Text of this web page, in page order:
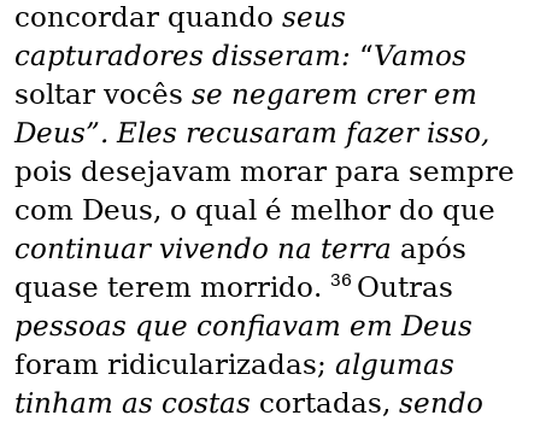
concordar quando seus
capturadores disseram: “Vamos
soltar vocês se negarem crer em
Deus”. Eles recusaram fazer isso,
pois desejavam morar para sempre
com Deus, o qual é melhor do que
continuar vivendo na terra após
quase terem morrido. 36 Outras
pessoas que confiavam em Deus
foram ridicularizadas; algumas
tinham as costas cortadas, sendo